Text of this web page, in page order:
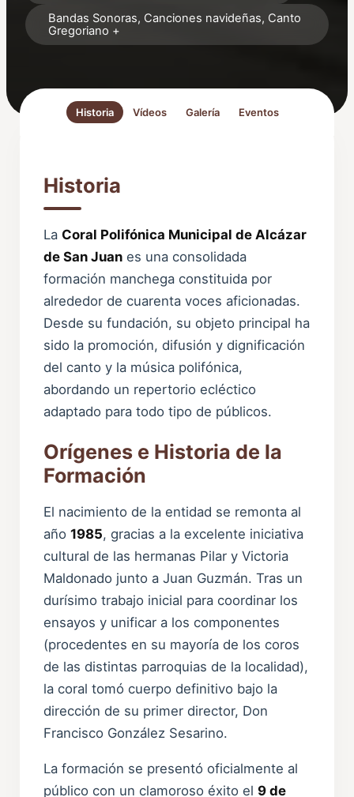
Bandas Sonoras, Canciones navideñas, Canto
Gregoriano +
Historia Vídeos Galería Eventos
Historia
La Coral Polifónica Municipal de Alcázar
de San Juan es una consolidada
formación manchega constituida por
alrededor de cuarenta voces aficionadas.
Desde su fundación, su objeto principal ha
sido la promoción, difusión y dignificación
del canto y la música polifónica,
abordando un repertorio ecléctico
adaptado para todo tipo de públicos.
Orígenes e Historia de la
Formación
El nacimiento de la entidad se remonta al
año1985, gracias a la excelente iniciativa
cultural de las hermanas Pilar y Victoria
Maldonado junto a Juan Guzmán. Tras un
durísimo trabajo inicial para coordinar los
ensayos y unificar a los componentes
(procedentes en su mayoría de los coros
de las distintas parroquias de la localidad),
la coral tomó cuerpo definitivo bajo la
dirección de su primer director, Don
Francisco González Sesarino.
La formación se presentó oficialmente al
público con un clamoroso éxito el 9 de